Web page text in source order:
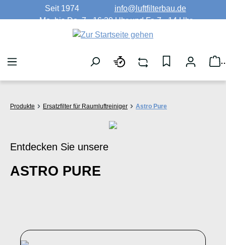
Zum Hauptinhalt springen
Seit 1974
info@luftfilterbau.de
Mo. bis Do. 7 - 16:30 Uhr und Fr. 7 - 14 Uhr
Produkte Ersatzfilter für Raumluftreiniger Astro Pure
Entdecken Sie unsere
ASTRO PURE